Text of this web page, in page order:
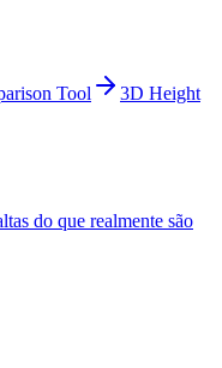
Tool
3D Height
do que realmente são